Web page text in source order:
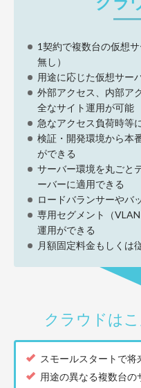
1契約で複数台の仮想
無し）
用途に応じた仮想サー
外部アクセス、内部ア
全なサイト運用が可能
急なアクセス負荷時等
検証・開発環境から本
ができる
サーバー環境を丸ごと
ーバーに適用できる
ロードバランサーやバ
専用セグメント（
運用ができる
月額固定料金もしくは
クラウドは
スモールスタートで将
用途の異なる複数台の